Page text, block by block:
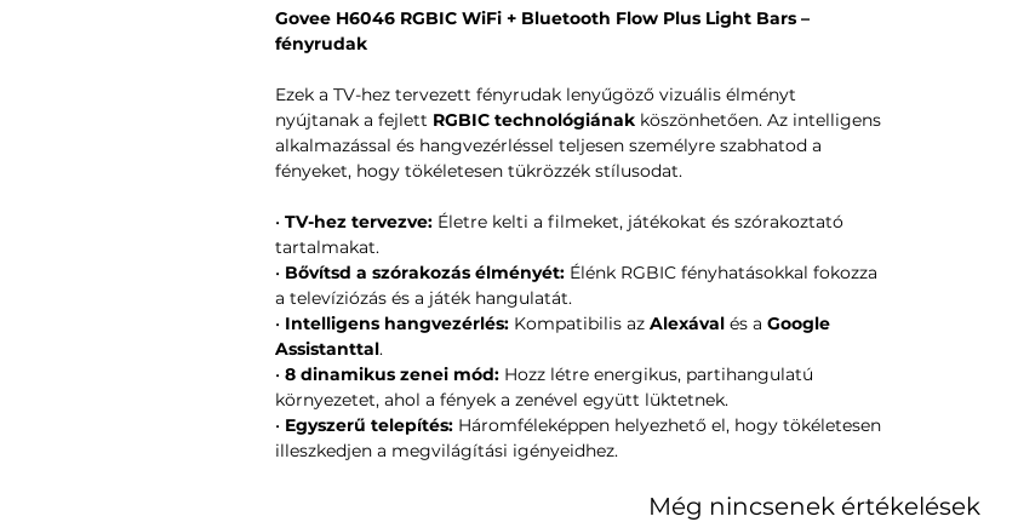
Govee H6046 RGBIC WiFi + Bluetooth Flow Plus Light Bars –
fényrudak
Ezek a TV-hez tervezett fényrudak lenyűgöző vizuális élményt
nyújtanak a fejlett RGBIC technológiának köszönhetően. Az intelligens
alkalmazással és hangvezérléssel teljesen személyre szabhatod a
fényeket, hogy tökéletesen tükrözzék stílusodat.
• TV-hez tervezve: Életre kelti a filmeket, játékokat és szórakoztató
tartalmakat.
• Bővítsd a szórakozás élményét: Élénk RGBIC fényhatásokkal fokozza
a televíziózás és a játék hangulatát.
• Intelligens hangvezérlés: Kompatibilis az Alexával és a Google
Assistanttal.
• 8 dinamikus zenei mód: Hozz létre energikus, partihangulatú
környezetet, ahol a fények a zenével együtt lüktetnek.
• Egyszerű telepítés: Háromféleképpen helyezhető el, hogy tökéletesen
illeszkedjen a megvilágítási igényeidhez.
Még nincsenek értékelések